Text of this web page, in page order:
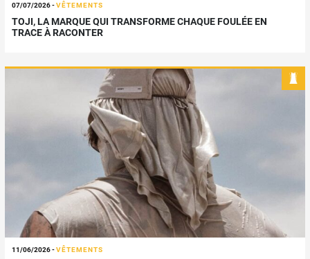
07/07/2026-VÊTEMENTS
TOJI, LA MARQUE QUI TRANSFORME CHAQUE FOULÉE EN
TRACE À RACONTER
11/06/2026-VÊTEMENTS